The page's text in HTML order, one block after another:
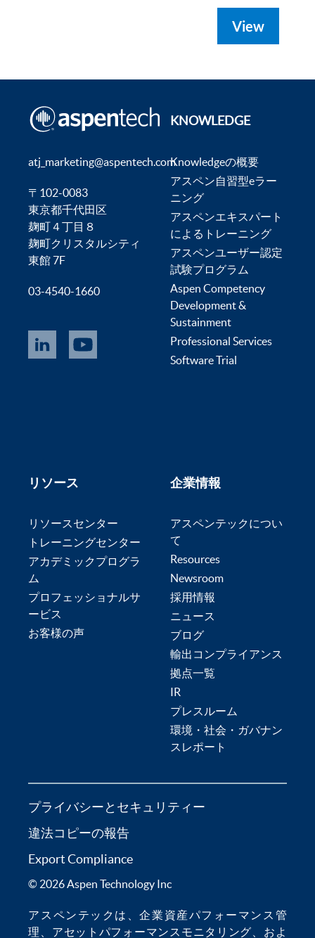
View
atj_marketing@aspentech.com
〒102-0083
東京都千代田区
麹町４丁目８
麹町クリスタルシティ
東館 7F
03-4540-1660
KNOWLEDGE
Knowledgeの概要
アスペン自習型eラー
ニング
アスペンエキスパート
によるトレーニング
アスペンユーザー認定
試験プログラム
Aspen Competency
Development &
Sustainment
Professional Services
Software Trial
リソース
リソースセンター
トレーニングセンター
アカデミックプログラ
ム
プロフェッショナルサ
ービス
お客様の声
企業情報
アスペンテックについ
て
Resources
Newsroom
採用情報
ニュース
ブログ
輸出コンプライアンス
拠点一覧
IR
プレスルーム
環境・社会・ガバナン
スレポート
プライバシーとセキュリティー
違法コピーの報告
Export Compliance
© 2026 Aspen Technology Inc
アスペンテックは、企業資産パフォーマンス管
理
アセットパフォーマンスモニタリング 、およ